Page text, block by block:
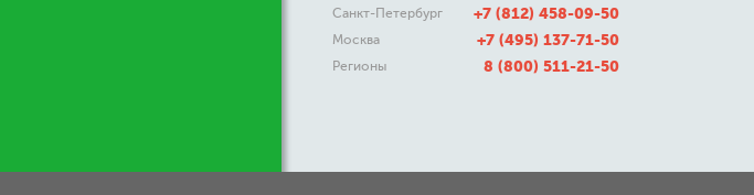
Санкт-Петербург +7 (812) 458-09-50
Москва +7 (495) 137-71-50
Регионы 8 (800) 511-21-50